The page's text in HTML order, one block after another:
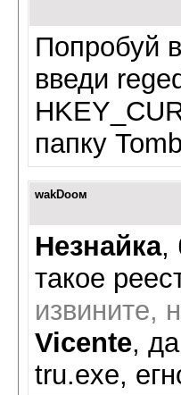
Попробуй
введи
папку
wаkDоом
Незнайка,
такое
извините,
Vicente,
tru.exe,